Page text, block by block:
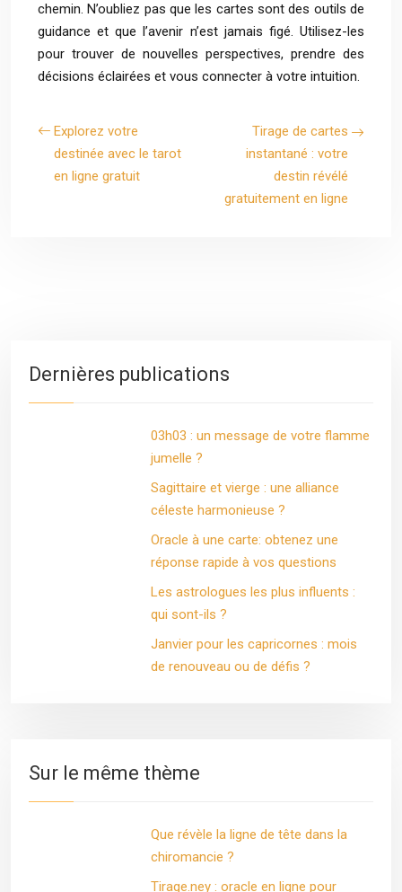
chemin. N’oubliez pas que les cartes sont des outils de
guidance et que l’avenir n’est jamais figé. Utilisez-les
pour trouver de nouvelles perspectives, prendre des
décisions éclairées et vous connecter à votre intuition.
Explorez votre
destinée avec le tarot
en ligne gratuit
Tirage de cartes
instantané : votre
destin révélé
gratuitement en ligne
Dernières publications
03h03 : un message de votre flamme
jumelle ?
Sagittaire et vierge : une alliance
céleste harmonieuse ?
Oracle à une carte: obtenez une
réponse rapide à vos questions
Les astrologues les plus influents :
qui sont-ils ?
Janvier pour les capricornes : mois
de renouveau ou de défis ?
Sur le même thème
Que révèle la ligne de tête dans la
chiromancie ?
Tirage.ney : oracle en ligne pour